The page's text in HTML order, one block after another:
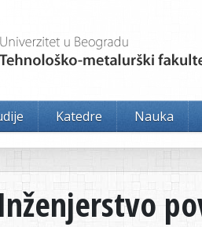
Katedre Nauka